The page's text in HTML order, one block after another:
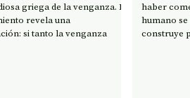
griega de la venganza. El
revela una
si tanto la venganza
haber
humano
construye